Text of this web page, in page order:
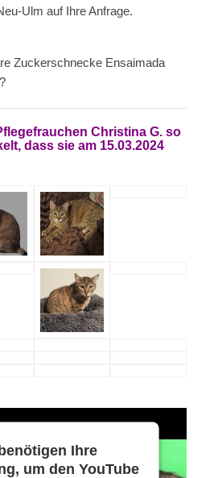
Ulm auf Ihre Anfrage.
Zuckerschnecke Ensaimada
Christina G. so
dass sie am 15.03.2024
Ihre
um den YouTube